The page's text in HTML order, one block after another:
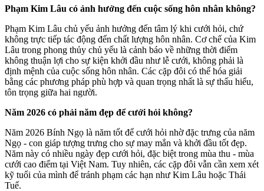
Phạm Kim Lâu có ảnh hưởng đến cuộc sống hôn nhân không?
Phạm Kim Lâu chủ yếu ảnh hưởng đến tâm lý khi cưới hỏi, chứ
không trực tiếp tác động đến chất lượng hôn nhân. Cơ chế của Kim
Lâu trong phong thủy chủ yếu là cảnh báo về những thời điểm
không thuận lợi cho sự kiện khởi đầu như lễ cưới, không phải là
định mệnh của cuộc sống hôn nhân. Các cặp đôi có thể hóa giải
bằng các phương pháp phù hợp và quan trọng nhất là sự thấu hiểu,
tôn trọng giữa hai người.
Năm 2026 có phải năm đẹp để cưới hỏi không?
Năm 2026 Bính Ngọ là năm tốt để cưới hỏi nhờ đặc trưng của năm
Ngọ - con giáp tượng trưng cho sự may mắn và khởi đầu tốt đẹp.
Năm này có nhiều ngày đẹp cưới hỏi, đặc biệt trong mùa thu - mùa
cưới cao điểm tại Việt Nam. Tuy nhiên, các cặp đôi vẫn cần xem xét
kỹ tuổi của mình để tránh phạm các hạn như Kim Lâu hoặc Thái
Tuế.